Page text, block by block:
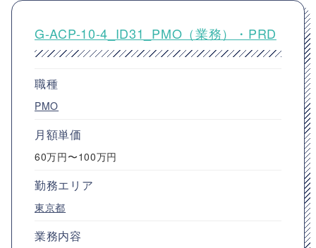
G-ACP-10-4_ID31_PMO（業務）・PRD
職種
PMO
月額単価
60万円〜100万円
勤務エリア
東京都
業務内容